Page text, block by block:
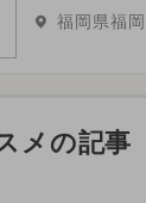
福岡県福
メの記事